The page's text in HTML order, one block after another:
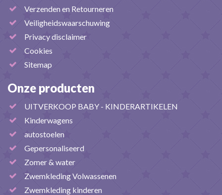
Verzenden en Retourneren
Veiligheidswaarschuwing
Privacy disclaimer
Cookies
Sitemap
Onze producten
UITVERKOOP BABY - KINDERARTIKELEN
Kinderwagens
autostoelen
Gepersonaliseerd
Zomer & water
Zwemkleding Volwassenen
Zwemkleding kinderen